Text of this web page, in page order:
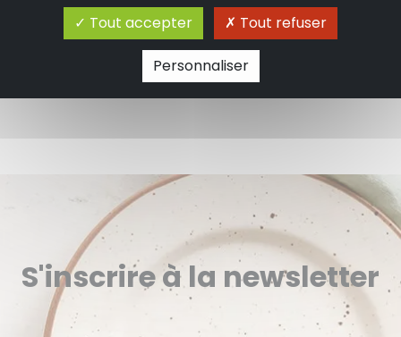
S'inscrire à la newsletter
Tout accepter Tout refuser
Personnaliser